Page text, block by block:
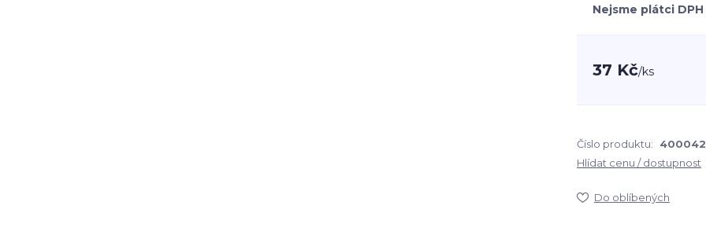
Nejsme plátci DPH
37 Kč/ks
Číslo produktu:
Hlídat cenu / dostupnost
Do oblíbených